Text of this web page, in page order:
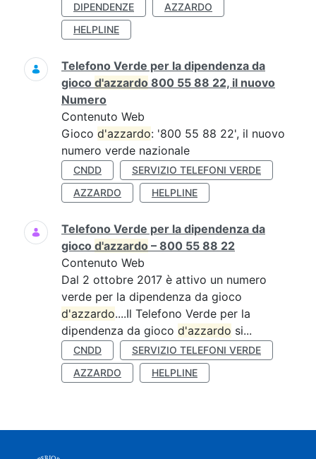
DIPENDENZE
AZZARDO
HELPLINE
Telefono Verde per la dipendenza da
gioco d'azzardo 800 55 88 22, il nuovo
Numero
Contenuto Web
Gioco d'azzardo: '800 55 88 22', il nuovo
numero verde nazionale
CNDD
SERVIZIO TELEFONI VERDE
AZZARDO
HELPLINE
Telefono Verde per la dipendenza da
gioco d'azzardo – 800 55 88 22
Contenuto Web
Dal 2 ottobre 2017 è attivo un numero
verde per la dipendenza da gioco
d'azzardo....Il Telefono Verde per la
dipendenza da gioco d'azzardo si...
CNDD
SERVIZIO TELEFONI VERDE
AZZARDO
HELPLINE